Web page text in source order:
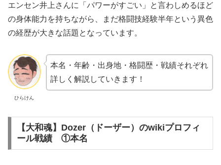
エンセン井上さんに「パワーがすごい」と言わしめるほど
の身体能力を持ちながら、まだ格闘技経験半年という異色
の経歴が大きな話題となっています。
ひらけん
本名・年齢・出身地・格闘歴・戦績それぞれ
詳しく解説していきます！
【大和魂】Dozer（ドーザー）のwikiプロフィ
ール戦績 ①本名